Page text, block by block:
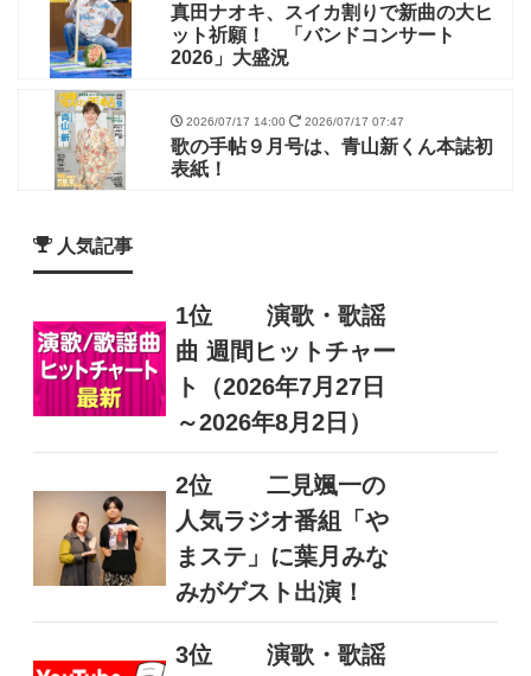
真田ナオキ、スイカ割りで新曲の大ヒ
ット祈願！ 「バンドコンサート
2026」大盛況
2026/07/17 14:00 2026/07/17 07:47
歌の手帖９月号は、青山新くん本誌初
表紙！
人気記事
1位
演歌・歌謡
曲 週間ヒットチャー
ト（2026年7月27日
～2026年8月2日）
2位
二見颯一の
人気ラジオ番組「や
まステ」に葉月みな
みがゲスト出演！
3位
演歌・歌謡